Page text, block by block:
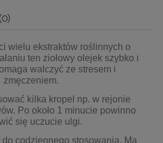
wielu ekstraktów roślinnych o
ten ziołowy olejek szybko i
walczyć ze stresem i
zmęczeniem.
kilka kropel np. w rejonie
Po około 1 minucie powinno
się uczucie ulgi.
codziennego stosowania. Ma